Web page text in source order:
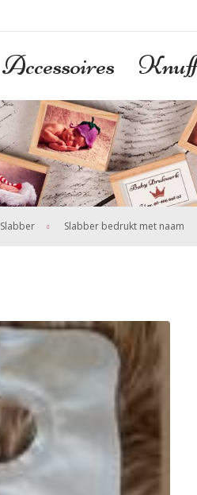
Accessoires
Slabber Slabber bedrukt met naam